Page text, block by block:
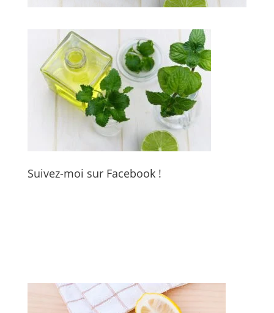
Suivez-moi sur Facebook !